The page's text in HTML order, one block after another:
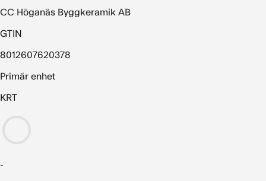
CC Höganäs Byggkeramik AB
GTIN
8012607620378
Primär enhet
KRT
-